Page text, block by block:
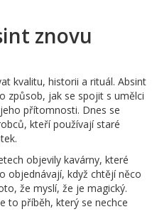
znovu
kvalitu, historii a rituál. Absint
způsob, jak se spojit s umělci
přítomnosti. Dnes se
kteří používají staré
objevily kavárny, které
objednávají, když chtějí něco
že myslí, že je magický.
to příběh, který se nechce